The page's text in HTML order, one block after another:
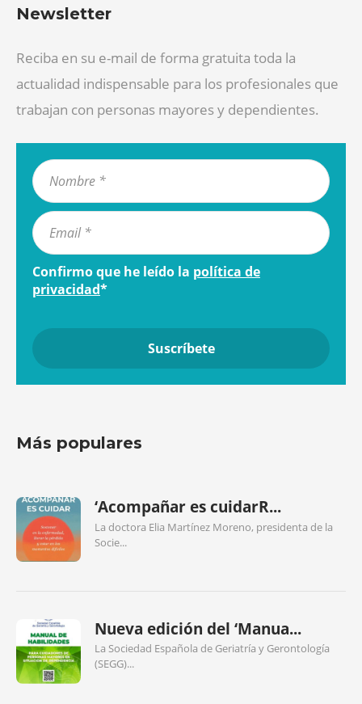
Newsletter
Reciba en su e-mail de forma gratuita toda la
actualidad indispensable para los profesionales que
trabajan con personas mayores y dependientes.
Confirmo que he leído la política de
privacidad*
Más populares
‘Acompañar es cuidarR...
La doctora Elia Martínez Moreno, presidenta de la
Socie...
Nueva edición del ‘Manua...
La Sociedad Española de Geriatría y Gerontología
(SEGG)...